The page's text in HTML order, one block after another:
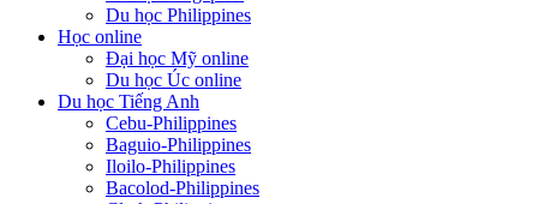
Du học Philippines
Học online
Đại học Mỹ online
Du học Úc online
Du học Tiếng Anh
Cebu-Philippines
Baguio-Philippines
Iloilo-Philippines
Bacolod-Philippines